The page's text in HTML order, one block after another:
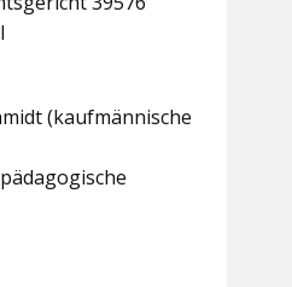
(kaufmännische